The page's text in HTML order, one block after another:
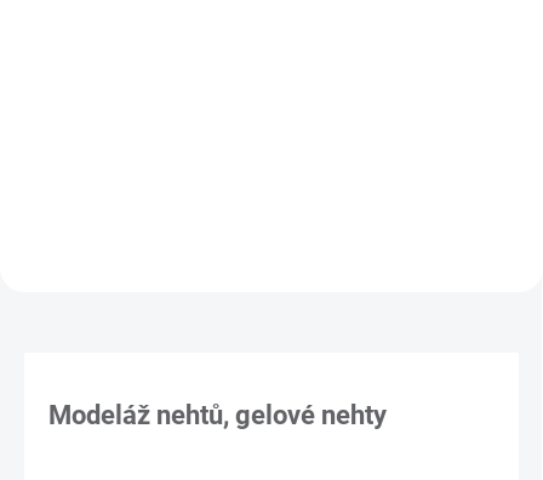
Modeláž nehtů, gelové nehty